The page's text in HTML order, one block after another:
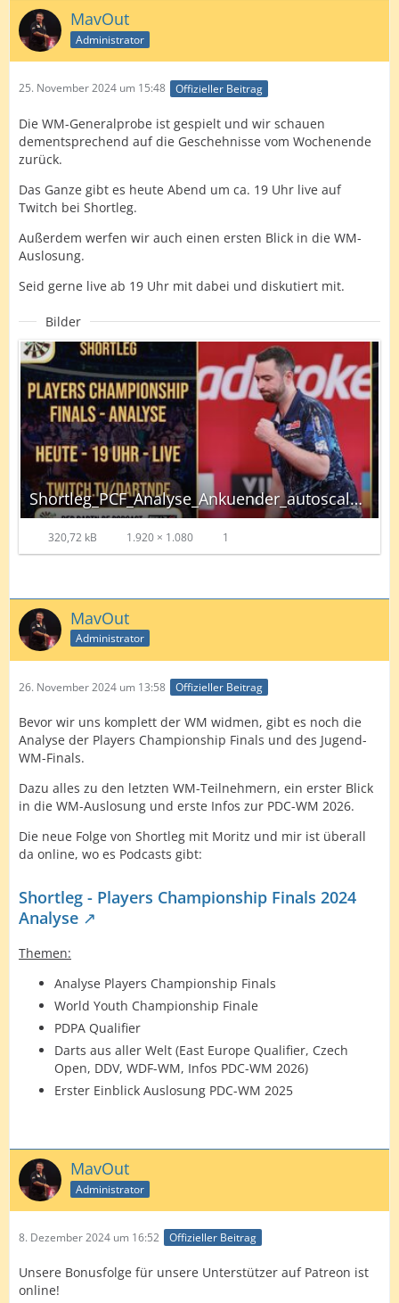
MavOut
Administrator
25. November 2024 um 15:48 Offizieller Beitrag
Die WM-Generalprobe ist gespielt und wir schauen
dementsprechend auf die Geschehnisse vom Wochenende
zurück.
Das Ganze gibt es heute Abend um ca. 19 Uhr live auf
Twitch bei Shortleg.
Außerdem werfen wir auch einen ersten Blick in die WM-
Auslosung.
Seid gerne live ab 19 Uhr mit dabei und diskutiert mit.
Bilder
Shortleg_PCF_Analyse_Ankuender_autoscaled.jpg
320,72 kB 1.920 × 1.080 1
MavOut
Administrator
26. November 2024 um 13:58 Offizieller Beitrag
Bevor wir uns komplett der WM widmen, gibt es noch die
Analyse der Players Championship Finals und des Jugend-
WM-Finals.
Dazu alles zu den letzten WM-Teilnehmern, ein erster Blick
in die WM-Auslosung und erste Infos zur PDC-WM 2026.
Die neue Folge von Shortleg mit Moritz und mir ist überall
da online, wo es Podcasts gibt:
Shortleg - Players Championship Finals 2024
Analyse
Themen:
Analyse Players Championship Finals
World Youth Championship Finale
PDPA Qualifier
Darts aus aller Welt (East Europe Qualifier, Czech
Open, DDV, WDF-WM, Infos PDC-WM 2026)
Erster Einblick Auslosung PDC-WM 2025
MavOut
Administrator
8. Dezember 2024 um 16:52 Offizieller Beitrag
Unsere Bonusfolge für unsere Unterstützer auf Patreon ist
online!